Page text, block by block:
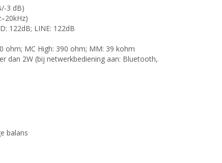
3 dB)
122dB; LINE: 122dB
ohm; MC High: 390 ohm; MM: 39 kohm
dan 2W (bij netwerkbediening aan: Bluetooth,
balans